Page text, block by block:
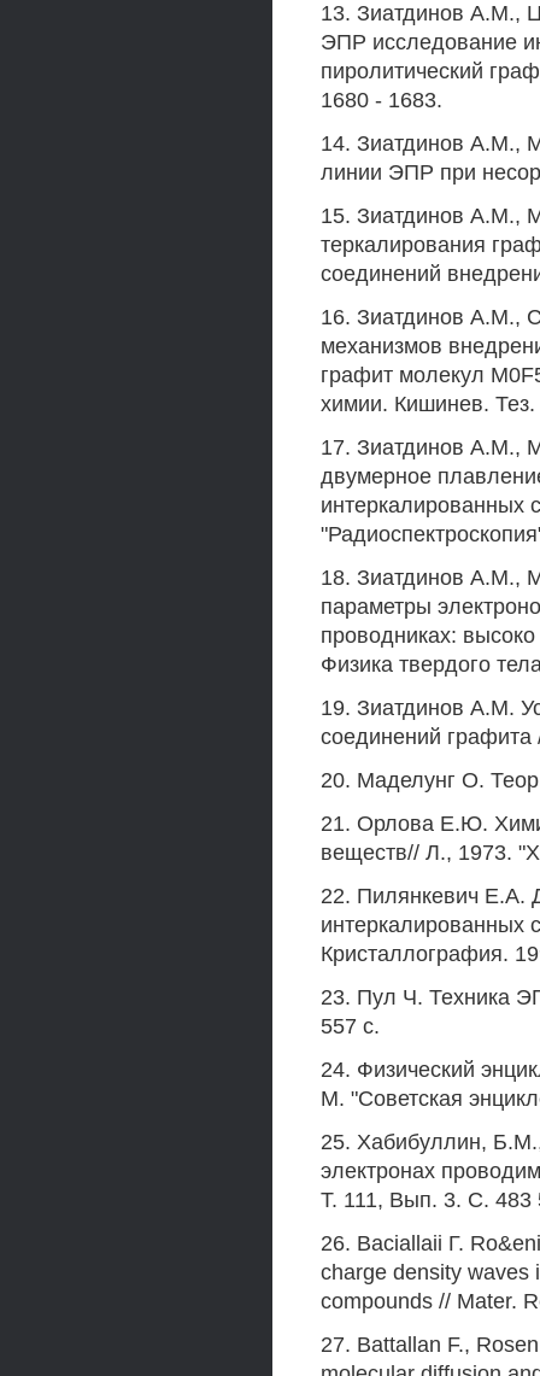
13. Зиатдинов
ЭПР исследование
пиролитический
1680 - 1683.
14. Зиатдинов
линии ЭПР при
15. Зиатдинов A.M.,
теркалирования
соединений
16. Зиатдинов A.M.,
механизмов
графит молекул
химии. Кишинев.
17. Зиатдинов A.M.,
двумерное
18. Зиатдинов A.M.,
параметры
проводниках:
Физика твердого
19. Зиатдинов A.M.
соединений
20. Маделунг О.
21. Орлова Е.Ю.
веществ// Л., 1973.
22. Пилянкевич Е.А.
интеркалированных
Кристаллография.
23. Пул Ч. Техника
557 с.
24. Физический
М. "Советская
25. Хабибуллин,
электронах
Т. 111, Вып. 3. С. 483
26. Baciallaii Г.
charge density waves
compounds // Mater.
27. Battallan F.,